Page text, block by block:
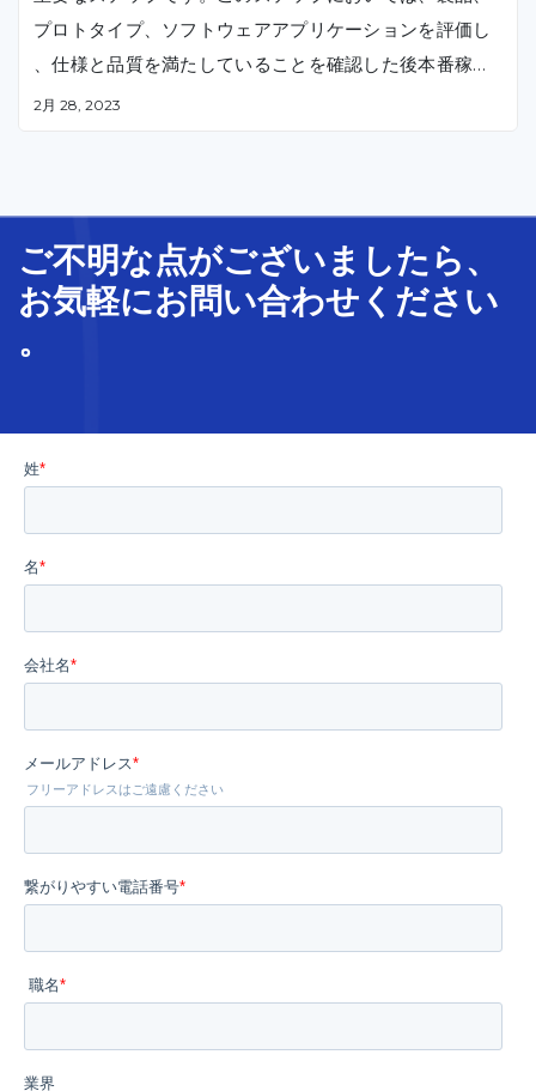
プロトタイプ、ソフトウェアアプリケーションを評価し
、仕様と品質を満たしていることを確認した後本番稼働
となります。
2月 28, 2023
ご不明な点がございましたら、
お気軽にお問い合わせ ください
。